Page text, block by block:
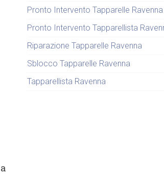
Pronto Intervento Tapparelle Ravenna
Pronto Intervento Tapparellista
Riparazione Tapparelle Ravenna
Sblocco Tapparelle Ravenna
Tapparellista Ravenna